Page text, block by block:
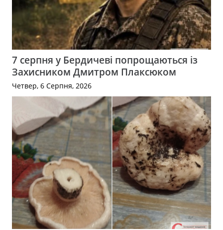
7 серпня у Бердичеві попрощаються із
Захисником Дмитром Плаксюком
Четвер, 6 Серпня, 2026